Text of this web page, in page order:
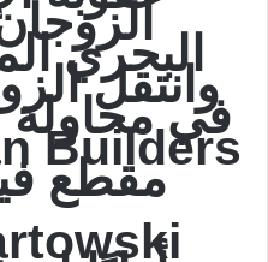
البحري
وانتقل
في محاولة
مقطع